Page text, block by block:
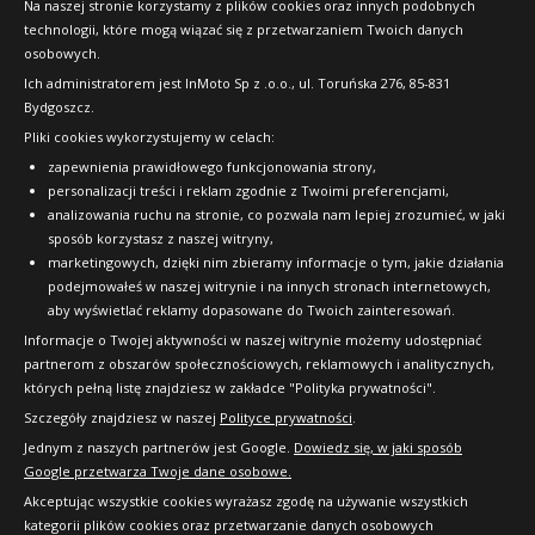
Na naszej stronie korzystamy z plików cookies oraz innych podobnych
technologii, które mogą wiązać się z przetwarzaniem Twoich danych
osobowych.
Ich administratorem jest InMoto Sp z .o.o., ul. Toruńska 276, 85-831
Bydgoszcz.
Pliki cookies wykorzystujemy w celach:
zapewnienia prawidłowego funkcjonowania strony,
personalizacji treści i reklam zgodnie z Twoimi preferencjami,
analizowania ruchu na stronie, co pozwala nam lepiej zrozumieć, w jaki
sposób korzystasz z naszej witryny,
marketingowych, dzięki nim zbieramy informacje o tym, jakie działania
podejmowałeś w naszej witrynie i na innych stronach internetowych,
aby wyświetlać reklamy dopasowane do Twoich zainteresowań.
Informacje o Twojej aktywności w naszej witrynie możemy udostępniać
partnerom z obszarów społecznościowych, reklamowych i analitycznych,
których pełną listę znajdziesz w zakładce "Polityka prywatności".
Szczegóły znajdziesz w naszej Polityce prywatności.
Jednym z naszych partnerów jest Google. Dowiedz się, w jaki sposób
Google przetwarza Twoje dane osobowe.
Akceptując wszystkie cookies wyrażasz zgodę na używanie wszystkich
kategorii plików cookies oraz przetwarzanie danych osobowych
Raty
FAQ
OFICJALNY PARTNER